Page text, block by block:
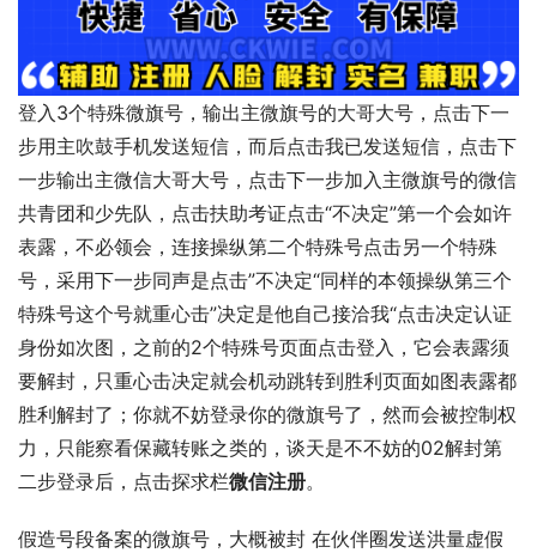
登入3个特殊微旗号，输出主微旗号的大哥大号，点击下一
步用主吹鼓手机发送短信，而后点击我已发送短信，点击下
一步输出主微信大哥大号，点击下一步加入主微旗号的微信
共青团和少先队，点击扶助考证点击“不决定”第一个会如许
表露，不必领会，连接操纵第二个特殊号点击另一个特殊
号，采用下一步同声是点击”不决定“同样的本领操纵第三个
特殊号这个号就重心击”决定是他自己接洽我“点击决定认证
身份如次图，之前的2个特殊号页面点击登入，它会表露须
要解封，只重心击决定就会机动跳转到胜利页面如图表露都
胜利解封了；你就不妨登录你的微旗号了，然而会被控制权
力，只能察看保藏转账之类的，谈天是不不妨的02解封第
二步登录后，点击探求栏微信注册。
假造号段备案的微旗号，大概被封 在伙伴圈发送洪量虚假